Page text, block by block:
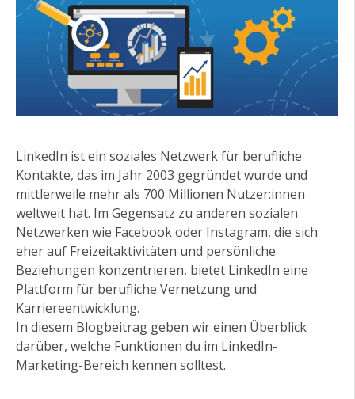
LinkedIn ist ein soziales Netzwerk für berufliche
Kontakte, das im Jahr 2003 gegründet wurde und
mittlerweile mehr als 700 Millionen Nutzer:innen
weltweit hat. Im Gegensatz zu anderen sozialen
Netzwerken wie Facebook oder Instagram, die sich
eher auf Freizeitaktivitäten und persönliche
Beziehungen konzentrieren, bietet LinkedIn eine
Plattform für berufliche Vernetzung und
Karriereentwicklung.
In diesem Blogbeitrag geben wir einen Überblick
darüber, welche Funktionen du im LinkedIn-
Marketing-Bereich kennen solltest.